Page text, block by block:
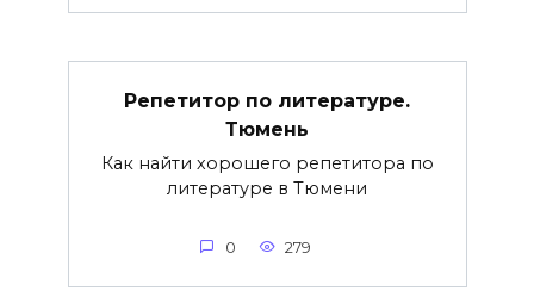
Репетитор по литературе.
Тюмень
Как найти хорошего репетитора по
литературе в Тюмени
0 279